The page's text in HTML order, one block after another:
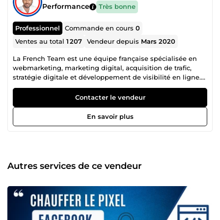
Performance Très bonne
Professionnel Commande en cours0
Ventes au total1 207 Vendeur depuis Mars 2020
La French Team est une équipe française spécialisée en
webmarketing, marketing digital, acquisition de trafic,
stratégie digitale et développement de visibilité en ligne.
Notre collectif regroupe plusieurs profils complémentaires,
âgés de 21 à 39 ans, chacun expert dans son domaine :
publicité Facebook Ads, Instagram Ads, Snapchat Ads,
Google Ads, création de site web, tunnel de vente,
copywriting, génération de leads, branding, growth
approche complète, efficace et orientée résultats. Là où
beaucoup s’arrêtent à la théorie, nous mettons en place
développer votre présence en ligne, améliorer votre image
de marque et booster votre chiffre d’affaires. Notre arrivée
sur ComeUp a un objectif simple : rendre accessibles des
compétences habituellement réservées à des structures
Contacter le vendeur
En savoir plus
Autres services de ce vendeur